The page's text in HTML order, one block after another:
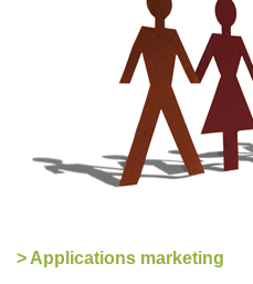
> Applications marketing